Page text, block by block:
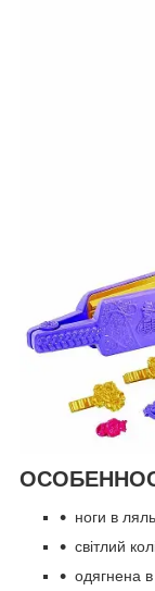
ноги в
світлий
одягнена